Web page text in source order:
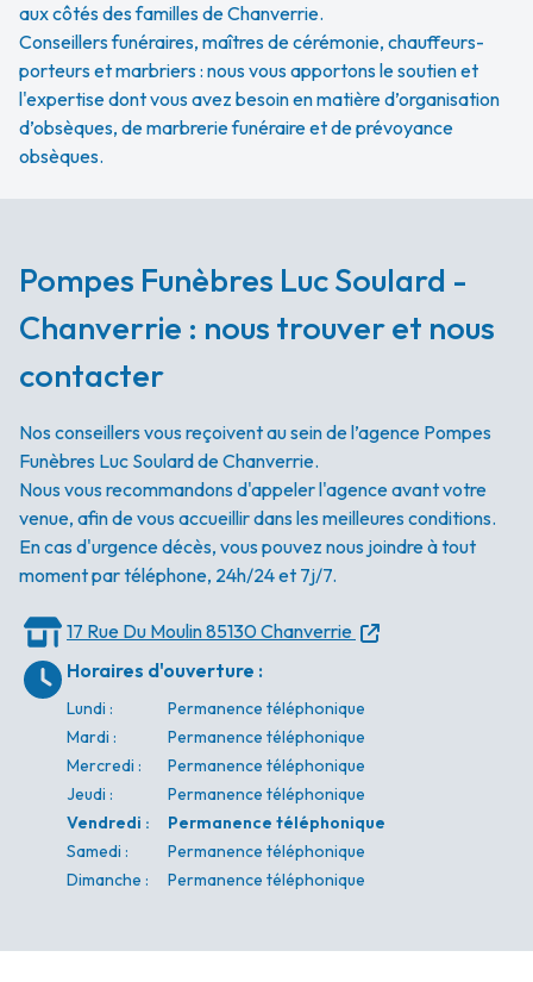
aux côtés des familles de Chanverrie.
Conseillers funéraires, maîtres de cérémonie, chauffeurs-
porteurs et marbriers : nous vous apportons le soutien et
l'expertise dont vous avez besoin en matière d’organisation
d’obsèques, de marbrerie funéraire et de prévoyance
obsèques.
Pompes Funèbres Luc Soulard -
Chanverrie : nous trouver et nous
contacter
Nos conseillers vous reçoivent au sein de l’agence Pompes
Funèbres Luc Soulard de Chanverrie.
Nous vous recommandons d'appeler l'agence avant votre
venue, afin de vous accueillir dans les meilleures conditions.
En cas d'urgence décès, vous pouvez nous joindre à tout
moment par téléphone, 24h/24 et 7j/7.
17 Rue Du Moulin85130 Chanverrie
Horaires d'ouverture :
Lundi :
Permanence téléphonique
Mardi :
Permanence téléphonique
Mercredi :
Permanence téléphonique
Jeudi :
Permanence téléphonique
Vendredi :
Permanence téléphonique
Samedi :
Permanence téléphonique
Dimanche : Permanence téléphonique